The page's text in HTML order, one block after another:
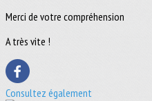
Merci de votre compréhension
A très vite !
Consultez également